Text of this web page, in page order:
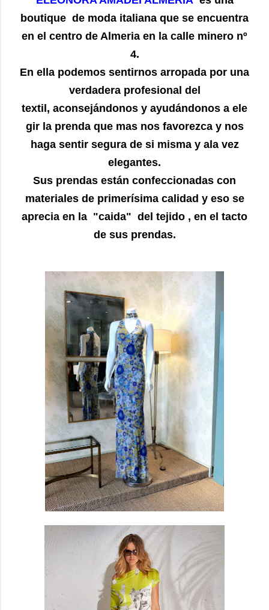
boutique de moda italiana que se encuentra
en el centro de Almeria en la calle minero nº
4.
En ella podemos sentirnos arropada por una
verdadera profesional del
textil, aconsejándonos y ayudándonos a ele
gir la prenda que mas nos favorezca y nos
haga sentir segura de si misma y ala vez
elegantes.
Sus prendas están confeccionadas con
materiales de primerísima calidad y eso se
aprecia en la "caida" del tejido , en el tacto
de sus prendas.